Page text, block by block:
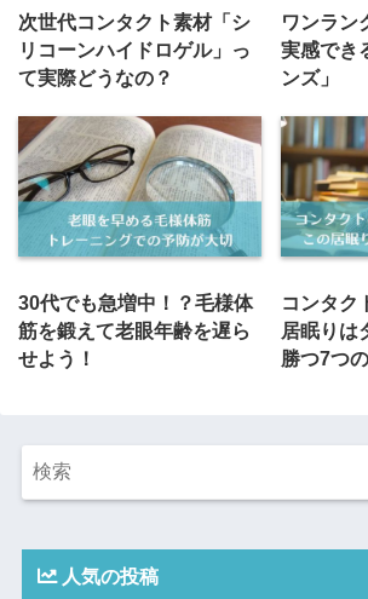
次世代コンタクト素材「シ
リコーンハイドロゲル」っ
て実際どうなの？
ワンラン
実感でき
ンズ」
30代でも急増中！？毛様体
筋を鍛えて老眼年齢を遅ら
せよう！
コンタク
居眠りは
勝つ7つ
人気の投稿